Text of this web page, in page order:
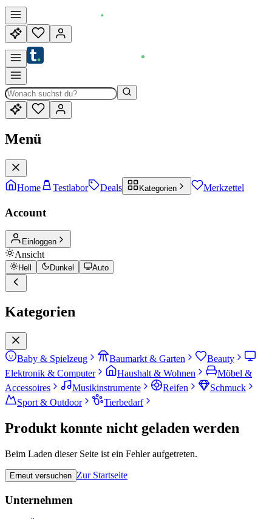
Menü
Home Testlabor Deals Kategorien Merkzettel
Account
Einloggen
Ansicht
Hell Dunkel Auto
Kategorien
Baby & Spielzeug Baumarkt & Garten
Beauty
Elektronik & Computer
Haushalt & Wohnen
Möbel &
Accessoires
Musikinstrumente Reifen
Schmuck
Sport & Outdoor
Tierbedarf
Produkt konnte nicht geladen werden
Beim Laden dieser Seite ist ein Fehler aufgetreten.
Erneut versuchen Zur Startseite
Unternehmen